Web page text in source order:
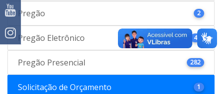
Pregão 2
Pregão Eletrônico 46
Pregão Presencial 282
Solicitação de Orçamento 1